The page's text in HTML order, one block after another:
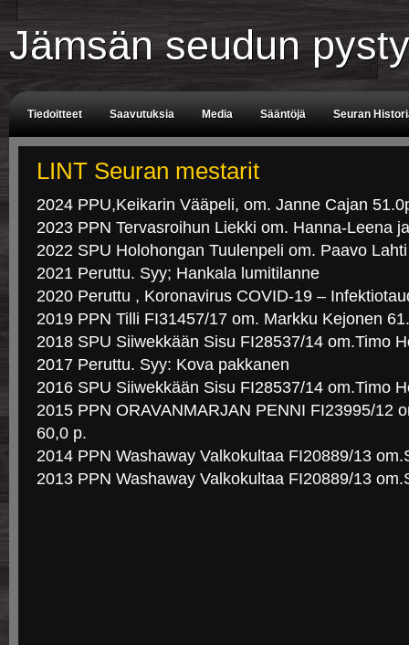
Jämsän seudun
Tiedoitteet Saavutuksia Media Sääntöjä Seuran
Tuomarit Aikataulu
LINT Seuran mestarit
2024 PPU,Keikarin Vääpeli, om. Janne Cajan
2023 PPN Tervasroihun Liekki om. Hanna-Leena
2022 SPU Holohongan Tuulenpeli om. Paavo
2021 Peruttu. Syy; Hankala lumitilanne
2020 Peruttu , Koronavirus COVID-19 –
2019 PPN Tilli FI31457/17 om. Markku Kejonen
2018 SPU Siiwekkään Sisu FI28537/14 om.Timo
2017 Peruttu. Syy: Kova pakkanen
2016 SPU Siiwekkään Sisu FI28537/14 om.Timo
2015 PPN ORAVANMARJAN PENNI FI23995/12
60,0 p.
2014 PPN Washaway Valkokultaa FI20889/13
2013 PPN Washaway Valkokultaa FI20889/13